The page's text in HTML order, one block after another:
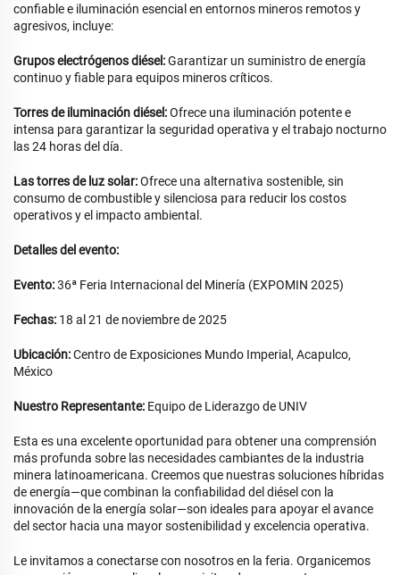
confiable e iluminación esencial en entornos mineros remotos y
agresivos, incluye:
Grupos electrógenos diésel:Garantizar un suministro de energía
continuo y fiable para equipos mineros críticos.
Torres de iluminación diésel:Ofrece una iluminación potente e
intensa para garantizar la seguridad operativa y el trabajo nocturno
las 24 horas del día.
Las torres de luz solar:Ofrece una alternativa sostenible, sin
consumo de combustible y silenciosa para reducir los costos
operativos y el impacto ambiental.
Detalles del evento:
Evento:36ª Feria Internacional del Minería (EXPOMIN 2025)
Fechas: 18 al 21 de noviembre de 2025
Ubicación:Centro de Exposiciones Mundo Imperial, Acapulco,
México
Nuestro Representante: Equipo de Liderazgo de UNIV
Esta es una excelente oportunidad para obtener una comprensión
más profunda sobre las necesidades cambiantes de la industria
minera latinoamericana. Creemos que nuestras soluciones híbridas
de energía—que combinan la confiabilidad del diésel con la
innovación de la energía solar—son ideales para apoyar el avance
del sector hacia una mayor sostenibilidad y excelencia operativa.
Le invitamos a conectarse con nosotros en la feria. Organicemos